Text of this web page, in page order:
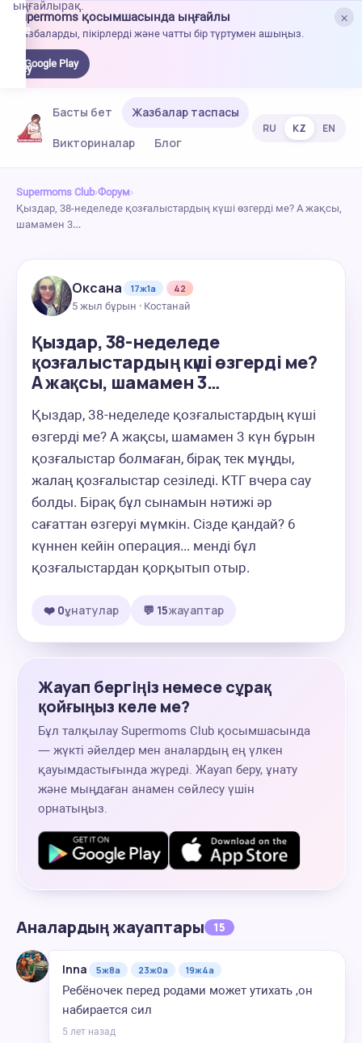
×
Supermoms қосымшасында ыңғайлы
Жазбаларды, пікірлерді және чатты бір түртумен ашыңыз.
Google Play
ыңғайлырақ.
Басты бет
Жазбалар таспасы
Викториналар
Блог
RU KZ EN
Supermoms Club›Форум›
Қыздар, 38-неделеде қозғалыстардың күші өзгерді ме? А жақсы,
шамамен 3…
Оксана 17ж1а
42
5 жыл бұрын · Костанай
Қыздар, 38-неделеде
қозғалыстардың күші өзгерді ме?
А жақсы, шамамен 3…
Қыздар, 38-неделеде қозғалыстардың күші
өзгерді ме? А жақсы, шамамен 3 күн бұрын
қозғалыстар болмаған, бірақ тек мұңды,
жалаң қозғалыстар сезіледі. КТГ вчера сау
болды. Бірақ бұл сынамын нәтижі әр
сағаттан өзгеруі мүмкін. Сізде қандай? 6
күннен кейін операция... менді бұл
қозғалыстардан қорқытып отыр.
❤️ 0ұнатулар 💬 15жауаптар
Жауап бергіңіз немесе сұрақ
қойғыңыз келе ме?
Бұл талқылау Supermoms Club қосымшасында
— жүкті әйелдер мен аналардың ең үлкен
қауымдастығында жүреді. Жауап беру, ұнату
және мыңдаған анамен сөйлесу үшін
орнатыңыз.
Аналардың жауаптары 15
Inna 5ж8а 23ж0а 19ж4а
Ребёночек перед родами может утихать ,он
набирается сил
5 лет назад